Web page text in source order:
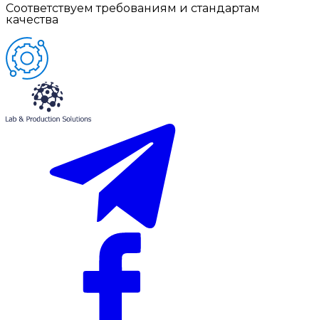
Соответствуем требованиям и стандартам
качества